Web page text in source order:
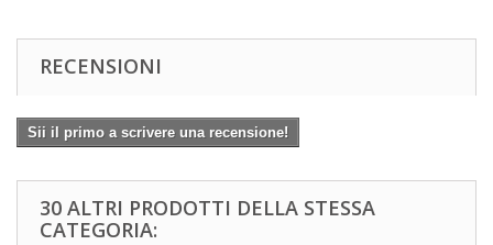
RECENSIONI
Sii il primo a scrivere una recensione!
30 ALTRI PRODOTTI DELLA STESSA
CATEGORIA: